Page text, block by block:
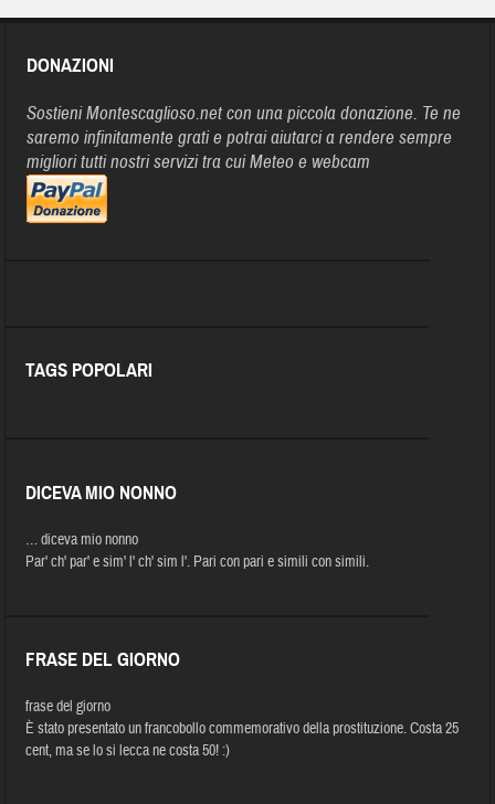
DONAZIONI
Sostieni Montescaglioso.net con una piccola donazione. Te ne
saremo infinitamente grati e potrai aiutarci a rendere sempre
migliori tutti nostri servizi tra cui Meteo e webcam
TAGS POPOLARI
DICEVA MIO NONNO
… diceva mio nonno
Par' ch' par' e sim' l' ch' sim l'. Pari con pari e simili con simili.
FRASE DEL GIORNO
frase del giorno
È stato presentato un francobollo commemorativo della prostituzione. Costa 25
cent, ma se lo si lecca ne costa 50! :)